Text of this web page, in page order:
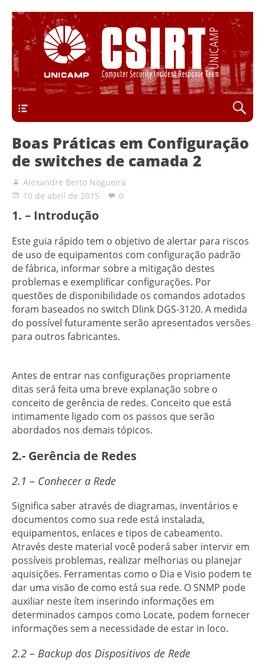
CSIRT Unicamp
Computer Security Incident Response Team
Boas Práticas em Configuração
de switches de camada 2
Alexandre Berto Nogueira
10 de abril de 2015
0
1. – Introdução
Este guia rápido tem o objetivo de alertar para riscos
de uso de equipamentos com configuração padrão
de fábrica, informar sobre a mitigação destes
problemas e exemplificar configurações. Por
questões de disponibilidade os comandos adotados
foram baseados no switch Dlink DGS-3120. A medida
do possível futuramente serão apresentados versões
para outros fabricantes.
Antes de entrar nas configurações propriamente
ditas será feita uma breve explanação sobre o
conceito de gerência de redes. Conceito que está
intimamente ligado com os passos que serão
abordados nos demais tópicos.
2.- Gerência de Redes
2.1 – Conhecer a Rede
Significa saber através de diagramas, inventários e
documentos como sua rede está instalada,
equipamentos, enlaces e tipos de cabeamento.
Através deste material você poderá saber intervir em
possíveis problemas, realizar melhorias ou planejar
aquisições. Ferramentas como o Dia e Visio podem te
dar uma visão de como está sua rede. O SNMP pode
auxiliar neste ítem inserindo informações em
determinados campos como Locate, podem fornecer
informações sem a necessidade de estar in loco.
2.2 – Backup dos Dispositivos de Rede